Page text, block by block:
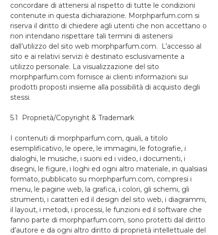
concordare di attenersi al rispetto di tutte le condizioni
contenute in questa dichiarazione. Morphparfum.com si
riserva il diritto di chiedere agli utenti che non accettano o
non intendano rispettare tali termini di astenersi
dall’utilizzo del sito web morphparfum.com. L’accesso al
sito e ai relativi servizi è destinato esclusivamente a
utilizzo personale. La visualizzazione del sito
morphparfum.com fornisce ai clienti informazioni sui
prodotti proposti insieme alla possibilità di acquisto degli
stessi.
5.1 Proprietà/Copyright & Trademark
I contenuti di morphparfum.com, quali, a titolo
esemplificativo, le opere, le immagini, le fotografie, i
dialoghi, le musiche, i suoni ed i video, i documenti, i
disegni, le figure, i loghi ed ogni altro materiale, in qualsiasi
formato, pubblicato su morphparfum.com, compresi i
menu, le pagine web, la grafica, i colori, gli schemi, gli
strumenti, i caratteri ed il design del sito web, i diagrammi,
il layout, i metodi, i processi, le funzioni ed il software che
fanno parte di morphparfum.com, sono protetti dal diritto
d’autore e da ogni altro diritto di proprietà intellettuale del